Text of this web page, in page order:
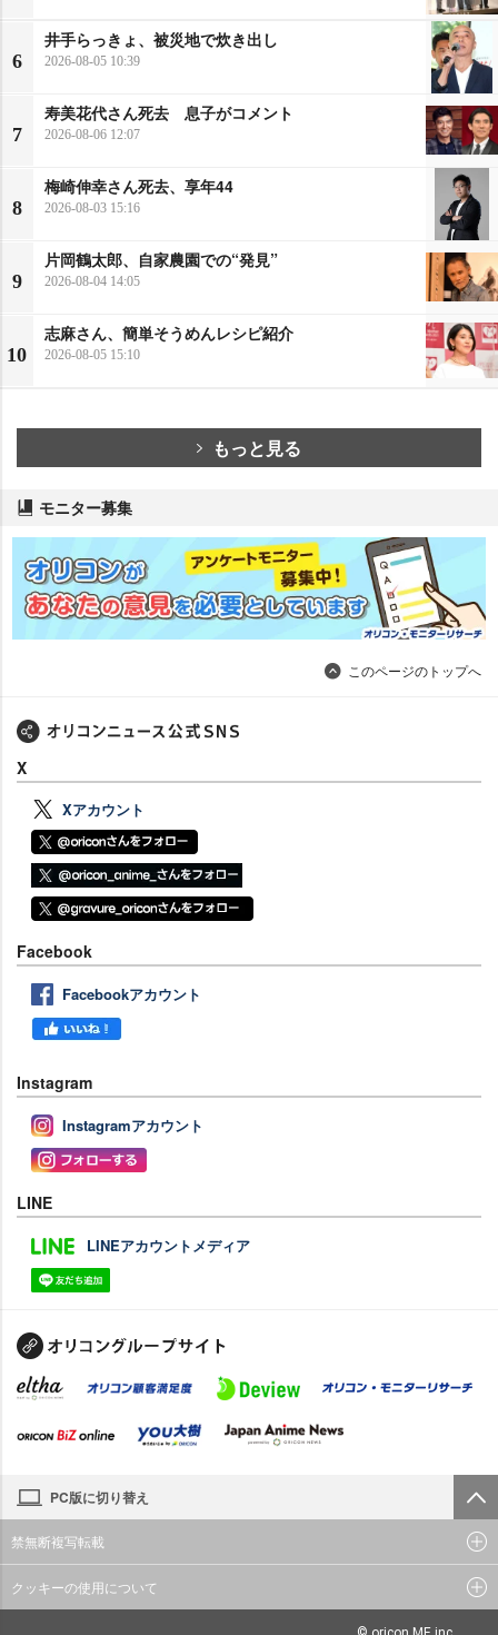
6
井手らっきょ、被災地で炊き出し
2026-08-05 10:39
7
寿美花代さん死去 息子がコメント
2026-08-06 12:07
8
梅崎伸幸さん死去、享年44
2026-08-03 15:16
9
片岡鶴太郎、自家農園での“発見”
2026-08-04 14:05
10
志麻さん、簡単そうめんレシピ紹介
2026-08-05 15:10
もっと見る
モニター募集
このページのトップへ
X
Xアカウント
Facebook
Facebookアカウント
Instagram
Instagramアカウント
LINE
LINEアカウントメディア
PC版に切り替え
禁無断複写転載
クッキーの使用について